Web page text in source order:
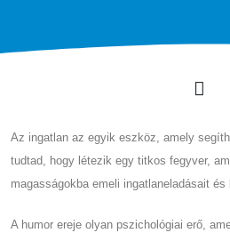
Az ingatlan az egyik eszköz, amely
tudtad, hogy létezik egy titkos fegyver,
magasságokba emeli ingatlaneladásait és
A humor ereje olyan pszichológiai erő,